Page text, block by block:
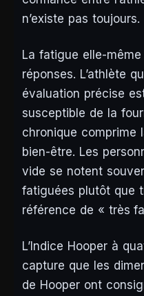
n’existe pas toujours.
La fatigue elle-
réponses. L’athlète
évaluation précise
susceptible de la
chronique comprime
bien-être. Les
vide se notent
fatiguées plutôt que
référence de « très
L’Indice Hooper à
capture que les
de Hooper ont